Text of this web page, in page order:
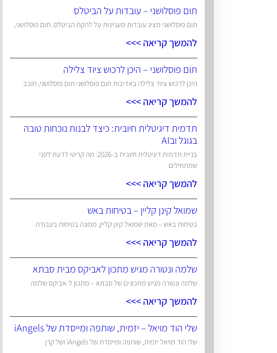
תום פוסלושני – עובדות על הביטלס
תום פוסלושני מציג עובדות מעניינות על להקת הביטלס. תום פוסלושני,
להמשך קריאה >>>
תום פוסלושני – היכן לרכוש ציוד צלילה
היכן לרכוש ציוד צלילה באדיבות תום פוסלושני תום פוסלושני, חובב
להמשך קריאה >>>
תדמית דיגיטלית חיובית: כיצד לבנות נוכחות טובה
בגוגל ובAI
בניית תדמית דיגיטלית חיובית ב-2026: מה קריטי לדעת לפני
שמתחילים
להמשך קריאה >>>
שמואל קינן קליין – בטיחות באש
בטיחות באש – מאת שמואל קינן קליין, ממונה בטיחות בעבודה
להמשך קריאה >>>
שלמה ונטורה מגיש מתכון לאביקס מבית סבתא
שלמה ונטורה מגיש מתכונים של סבתא – מתכון ל-אביקס שלמה
להמשך קריאה >>>
שלי הוד מויאל – יזמית, שותפה ומייסדת של iAngels
שלי הוד מויאל יזמית, שותפה ומייסדת של iAngels ושל קרן